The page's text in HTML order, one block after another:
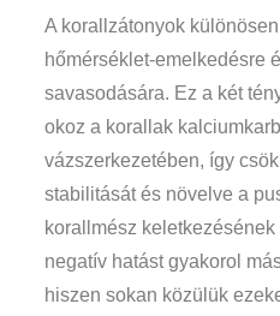
A korallzátonyok
hőmérséklet-emelkedésre
savasodására. Ez a két
okoz a korallak
vázszerkezetében, így
stabilitását és növelve a
korallmész
negatív hatást gyakorol
hiszen sokan közülük